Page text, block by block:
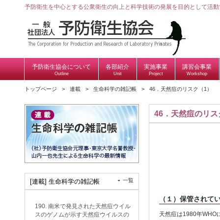
予防衛生を中心とする公衆衛生の向上と科学技術の発展を目的として活
予防衛生協会について
Outline
各部紹介
Unit
実施事業
Project
講習会事業
Workshop
トップページ 連載 生命科学の雑記帳 46．天然痘のリスク（1）
46．天然痘のリス
（１）保管されて
天然痘は1980年WHO
[連載] 生命科学の雑記帳 一覧
190. 南米で発見された天然痘ウイル
スのゲノムが示す天然痘ウイルスの